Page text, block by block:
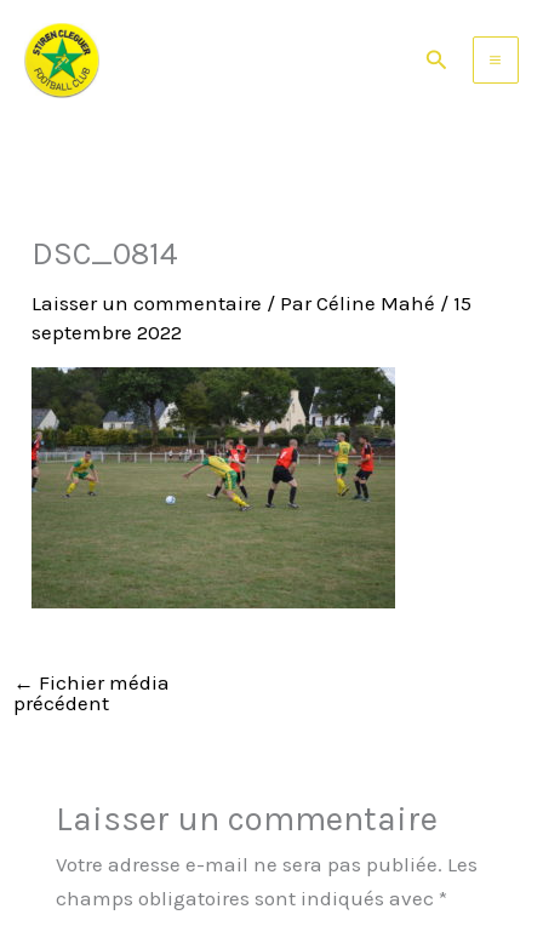
contenu
Rechercher
DSC_0814
Laisser un commentaire / ParCéline Mahé / 15
septembre 2022
← Fichier média
précédent
Laisser un commentaire
Votre adresse e-mail ne sera pas publiée. Les
champs obligatoires sont indiqués avec *